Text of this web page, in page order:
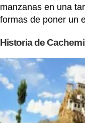
manzanas en una
formas de poner un
Historia de